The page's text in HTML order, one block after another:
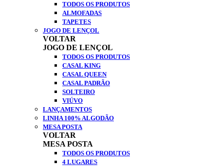
TODOS OS PRODUTOS
ALMOFADAS
TAPETES
JOGO DE LENÇOL
VOLTAR
JOGO DE LENÇOL
TODOS OS PRODUTOS
CASAL KING
CASAL QUEEN
CASAL PADRÃO
SOLTEIRO
VIÚVO
LANÇAMENTOS
LINHA 100% ALGODÃO
MESA POSTA
VOLTAR
MESA POSTA
TODOS OS PRODUTOS
4 LUGARES